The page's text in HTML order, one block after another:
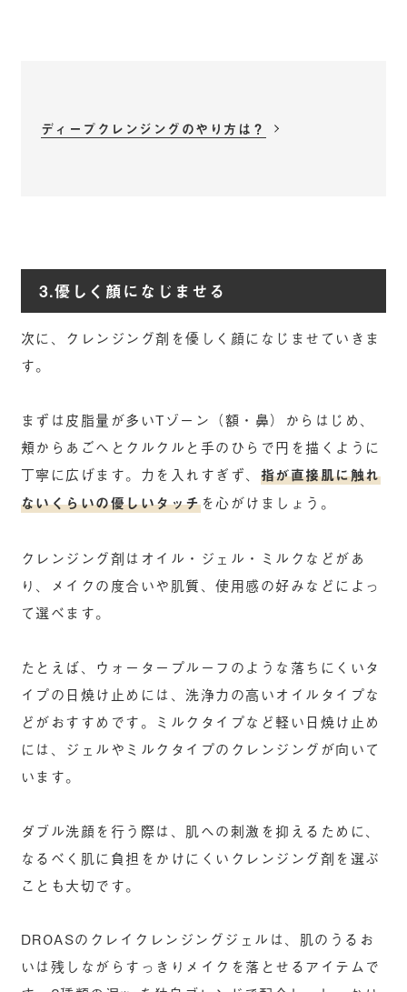
ディープクレンジングのやり方は？
3.優しく顔になじませる
次に、クレンジング剤を優しく顔になじませていきま
す。
まずは皮脂量が多いTゾーン（額・鼻）からはじめ、
頬からあごへとクルクルと手のひらで円を描くように
丁寧に広げます。力を入れすぎず、 指が直接肌に触れ
ないくらいの優しいタッチを心がけましょう。
クレンジング剤はオイル・ジェル・ミルクなどがあ
り、メイクの度合いや肌質、使用感の好みなどによっ
て選べます。
たとえば、ウォータープルーフのような落ちにくいタ
イプの日焼け止めには、洗浄力の高いオイルタイプな
どがおすすめです。ミルクタイプなど軽い日焼け止め
には、ジェルやミルクタイプのクレンジングが向いて
います。
ダブル洗顔を行う際は、肌への刺激を抑えるために、
なるべく肌に負担をかけにくいクレンジング剤を選ぶ
ことも大切です。
DROASのクレイクレンジングジェルは、肌のうるお
いは残しながらすっきりメイクを落とせるアイテムで